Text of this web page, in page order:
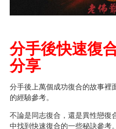
分手後快速復
分享
分手後上萬個成功復合的故事裡
的經驗參考。
不論是同志復合，還是異性戀復
中找到快速復合的一些秘訣參考。